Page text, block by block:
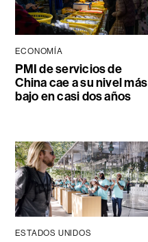
ECONOMÍA
PMI de servicios de
China cae a su nivel más
bajo en casi dos años
ESTADOS UNIDOS